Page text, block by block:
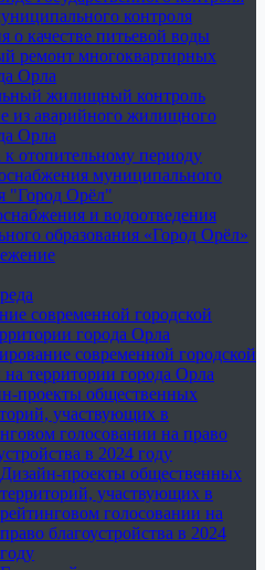
контроля
о качестве питьевой воды
ремонт многоквартирных
Орла
жилищный контроль
из аварийного жилищного
Орла
к отопительному периоду
муниципального
"Город Орёл"
и водоотведения
образования «Город Орёл»
современной городской
города Орла
современной городской
на территории города Орла
проекты общественных
участвующих в
голосовании на право
в 2024 году
Дизайн-проекты общественных
территорий, участвующих в
рейтинговом голосовании на
право благоустройства в 2024
году